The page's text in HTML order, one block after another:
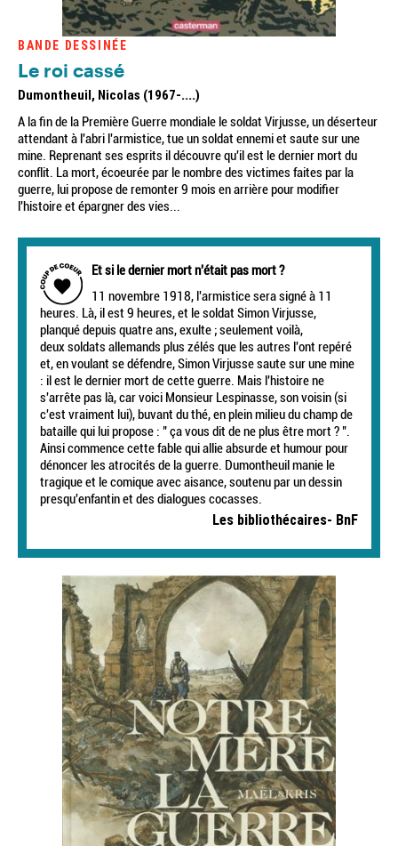
BANDE DESSINÉE
Le roi cassé
Dumontheuil, Nicolas (1967-....)
A la fin de la Première Guerre mondiale le soldat Virjusse, un déserteur
attendant à l'abri l'armistice, tue un soldat ennemi et saute sur une
mine. Reprenant ses esprits il découvre qu'il est le dernier mort du
conflit. La mort, écoeurée par le nombre des victimes faites par la
guerre, lui propose de remonter 9 mois en arrière pour modifier
l'histoire et épargner des vies...
Et si le dernier mort n'était pas mort ?
11 novembre 1918, l'armistice sera signé à 11
heures. Là, il est 9 heures, et le soldat Simon Virjusse,
planqué depuis quatre ans, exulte ; seulement voilà,
deux soldats allemands plus zélés que les autres l'ont repéré
et, en voulant se défendre, Simon Virjusse saute sur une mine
: il est le dernier mort de cette guerre. Mais l'histoire ne
s'arrête pas là, car voici Monsieur Lespinasse, son voisin (si
c'est vraiment lui), buvant du thé, en plein milieu du champ de
bataille qui lui propose : " ça vous dit de ne plus être mort ? ".
Ainsi commence cette fable qui allie absurde et humour pour
dénoncer les atrocités de la guerre. Dumontheuil manie le
tragique et le comique avec aisance, soutenu par un dessin
presqu'enfantin et des dialogues cocasses.
Les bibliothécaires- BnF